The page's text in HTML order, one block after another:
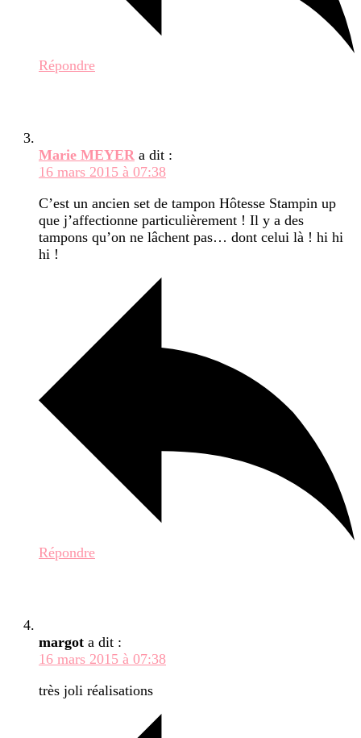
Répondre
Marie MEYER a dit :
16 mars 2015 à 07:38
C’est un ancien set de tampon Hôtesse Stampin up
que j’affectionne particulièrement ! Il y a des
tampons qu’on ne lâchent pas… dont celui là ! hi hi
hi !
Répondre
margot a dit :
16 mars 2015 à 07:38
très joli réalisations